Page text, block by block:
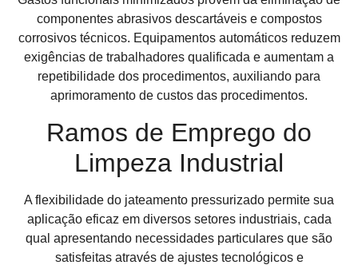
componentes abrasivos descartáveis e compostos
corrosivos técnicos. Equipamentos automáticos reduzem
exigências de trabalhadores qualificada e aumentam a
repetibilidade dos procedimentos, auxiliando para
aprimoramento de custos das procedimentos.
Ramos de Emprego do
Limpeza Industrial
A flexibilidade do jateamento pressurizado permite sua
aplicação eficaz em diversos setores industriais, cada
qual apresentando necessidades particulares que são
satisfeitas através de ajustes tecnológicos e